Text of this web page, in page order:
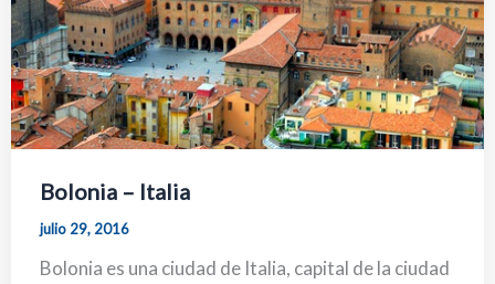
Bolonia – Italia
julio 29, 2016
Bolonia es una ciudad de Italia, capital de la ciudad